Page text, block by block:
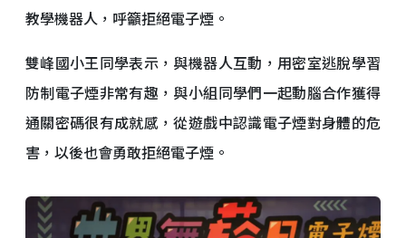
教學機器人，呼籲拒絕電子煙。
雙峰國小王同學表示，與機器人互動，用密室逃脫學習
防制電子煙非常有趣，與小組同學們一起動腦合作獲得
通關密碼很有成就感，從遊戲中認識電子煙對身體的危
害，以後也會勇敢拒絕電子煙。